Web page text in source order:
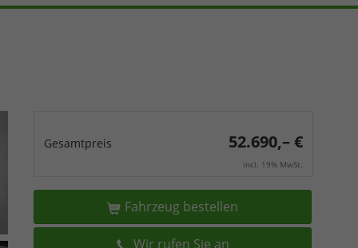
Gesamtpreis 52.690,– €
incl. 19% MwSt.
Fahrzeug bestellen
Wir rufen Sie an